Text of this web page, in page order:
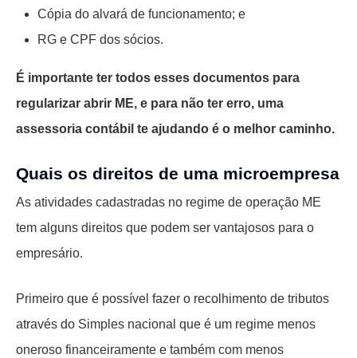
Cópia do alvará de funcionamento; e
RG e CPF dos sócios.
É importante ter todos esses documentos para
regularizar abrir ME, e para não ter erro, uma
assessoria contábil te ajudando é o melhor caminho.
Quais os direitos de uma microempresa
As atividades cadastradas no regime de operação ME
tem alguns direitos que podem ser vantajosos para o
empresário.
Primeiro que é possível fazer o recolhimento de tributos
através do Simples nacional que é um regime menos
oneroso financeiramente e também com menos